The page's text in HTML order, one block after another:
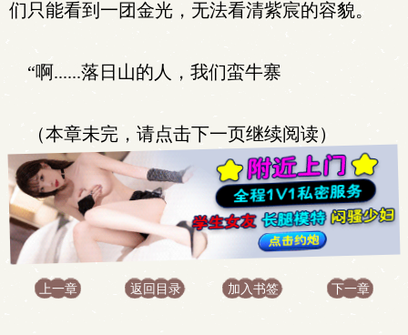
们只能看到一团金光，无法看清紫宸的容貌。
“啊......落日山的人，我们蛮牛寨
（本章未完，请点击下一页继续阅读）
上一章 返回目录 加入书签 下一章